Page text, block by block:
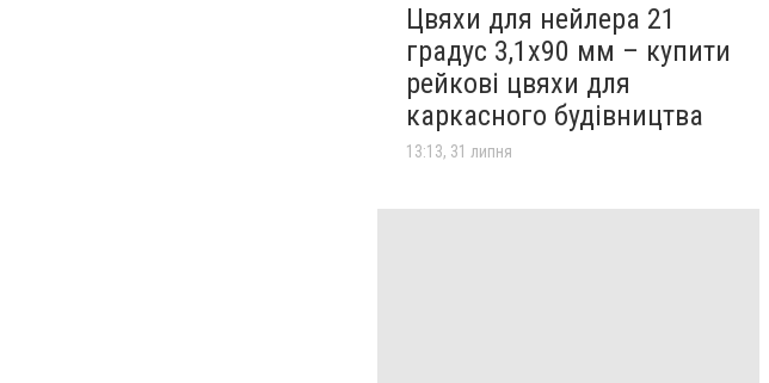
Цвяхи для нейлера 21
градус 3,1х90 мм – купити
рейкові цвяхи для
каркасного будівництва
13:13, 31 липня